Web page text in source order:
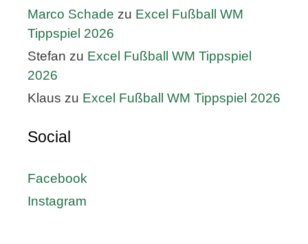
Marco Schade zu Excel Fußball WM
Tippspiel 2026
Stefan zu Excel Fußball WM Tippspiel
2026
Klaus zu Excel Fußball WM Tippspiel 2026
Social
Facebook
Instagram